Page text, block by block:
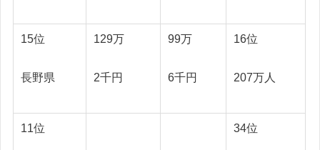
15位
長野県
129万
2千円
99万
6千円
16位
207万人
11位 34位